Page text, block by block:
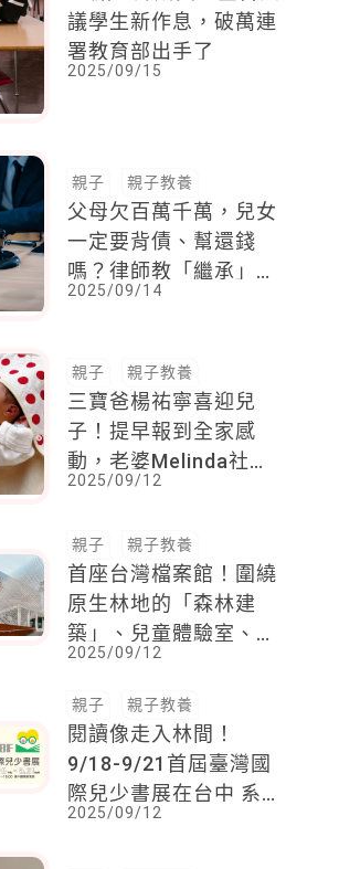
議學生新作息，破萬連
署教育部出手了
2025/09/15
親子 親子教養
父母欠百萬千萬，兒女
一定要背債、幫還錢
嗎？律師教「繼承」重
要動作
2025/09/14
親子 親子教養
三寶爸楊祐寧喜迎兒
子！提早報到全家感
動，老婆Melinda社群
分享：我們已經非常愛
2025/09/12
親子 親子教養
首座台灣檔案館！圍繞
原生林地的「森林建
築」、兒童體驗室、常
設展、絕美咖啡廳等
以綠意環繞走入往昔文
檔歷史歲月
2025/09/12
親子 親子教養
閱讀像走入林間！
9/18-9/21首屆臺灣國
際兒少書展在台中 系
列活動與彩蛋一次展開
2025/09/12